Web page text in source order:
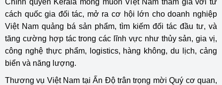
Chính quyền Kerala mong muốn Việt Nam tham gia với tư
cách quốc gia đối tác, mở ra cơ hội lớn cho doanh nghiệp
Việt Nam quảng bá sản phẩm, tìm kiếm đối tác đầu tư, và
tăng cường hợp tác trong các lĩnh vực như thủy sản, gia vị,
công nghệ thực phẩm, logistics, hàng không, du lịch, cảng
biển và năng lượng.
Thương vụ Việt Nam tại Ấn Độ trân trọng mời Quý cơ quan,